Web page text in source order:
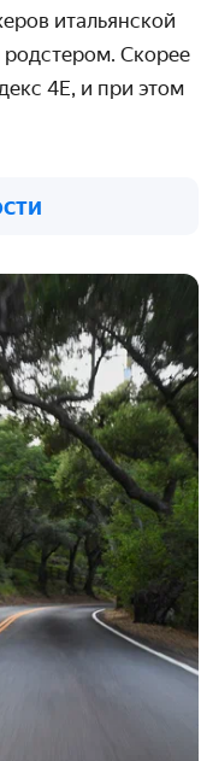
итальянской
Скорее
4E, и при этом